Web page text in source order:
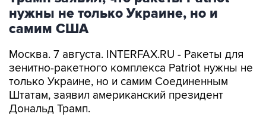
самим США
Москва. 7 августа. INTERFAX.RU - Ракеты для
только Украине, но и самим Соединенным
Штатам, заявил американский президент
Дональд Трамп.
В МИРЕ